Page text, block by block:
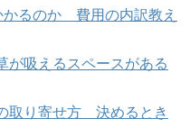
るのか 費用の内訳教え
吸えるスペースがある
取り寄せ方 決めるとき